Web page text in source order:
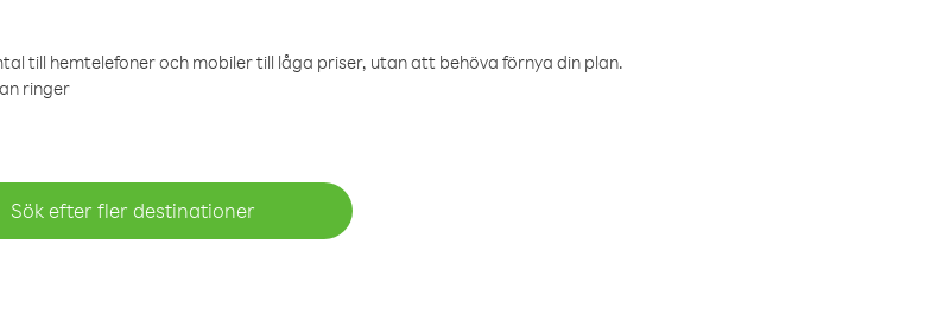
till hemtelefoner och mobiler till låga priser, utan att behöva förnya din plan.
ringer
Sök efter fler destinationer